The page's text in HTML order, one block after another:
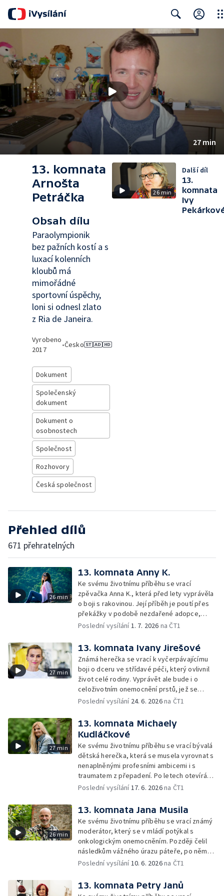
Search
27 min
13. komnata
Arnošta
Petráčka
Obsah dílu
Paraolympionik
bez pažních kostí a s
luxací kolenních
kloubů má
mimořádné
sportovní úspěchy,
loni si odnesl zlato
z Ria de Janeira.
Vyrobeno
2017
•Česko
Dokument
Společenský
dokument
Dokument o
osobnostech
Společnost
Rozhovory
Česká společnost
26 min
Další díl
13.
komnata
Ivy
Přehled dílů
671 přehratelných
26 min
13. komnata Anny K.
Ke svému životnímu příběhu se vrací
zpěvačka Anna K., která před lety vyprávěla
o boji s rakovinou. Její příběh je poutí přes
překážky v podobě nezdařené adopce,
druhé zhoubné nemoci, odchodu životního
vyrovnání.
Poslední vysílání1. 7. 2026 na ČT1
27 min
13. komnata Ivany Jirešové
Známá herečka se vrací k vyčerpávajícímu
boji o dceru ve střídavé péči, který ovlivnil
život celé rodiny. Vyprávět ale bude i o
celoživotním onemocnění prstů, jež se
vlivem dlouhodobého stresu a soudních
Poslední vysílání 24. 6. 2026na ČT1
27 min
13. komnata Michaely
Kudláčkové
Ke svému životnímu příběhu se vrací bývalá
dětská herečka, která se musela vyrovnat s
nenaplněnými profesními ambicemi i s
traumatem z přepadení. Po letech otevírá
téma osobní bezpečnosti, viny a cesty k
Poslední vysílání17. 6. 2026na ČT1
26 min
13. komnata Jana Musila
Ke svému životnímu příběhu se vrací známý
moderátor, který se v mládí potýkal s
onkologickým onemocněním. Později čelil
následkům vážného úrazu páteře, po němž
mu hrozilo ochrnutí. Nakonec se ale dokázal
Poslední vysílání10. 6. 2026na ČT1
13. komnata Petry Janů